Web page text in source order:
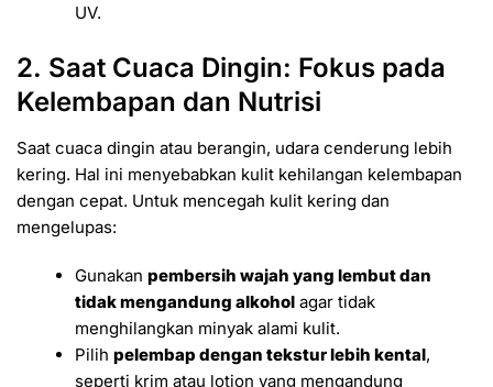
UV.
2. Saat Cuaca Dingin: Fokus pada
Kelembapan dan Nutrisi
Saat cuaca dingin atau berangin, udara cenderung lebih
kering. Hal ini menyebabkan kulit kehilangan kelembapan
dengan cepat. Untuk mencegah kulit kering dan
mengelupas:
Gunakanpembersih wajah yang lembut dan
tidak mengandung alkohol agar tidak
menghilangkan minyak alami kulit.
Pilihpelembap dengan tekstur lebih kental,
seperti krim atau lotion yang mengandung